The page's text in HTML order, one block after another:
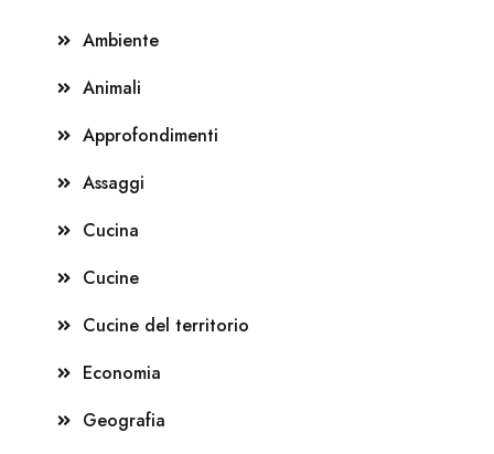
Ambiente
Animali
Approfondimenti
Assaggi
Cucina
Cucine
Cucine del territorio
Economia
Geografia